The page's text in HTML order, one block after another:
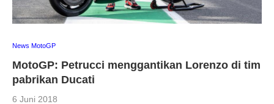
News MotoGP
MotoGP: Petrucci menggantikan Lorenzo di tim
pabrikan Ducati
6 Juni 2018